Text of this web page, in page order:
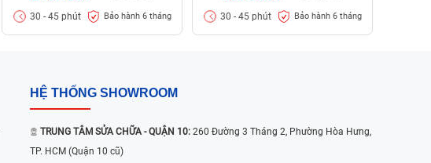
30 - 45 phút Bảo hành 6 tháng 30 - 45 phút Bảo hành 6 tháng
HỆ THỐNG SHOWROOM
TRUNG TÂM SỬA CHỮA - QUẬN 10: 260 Đường 3 Tháng 2, Phường Hòa Hưng,
TP. HCM (Quận 10 cũ)